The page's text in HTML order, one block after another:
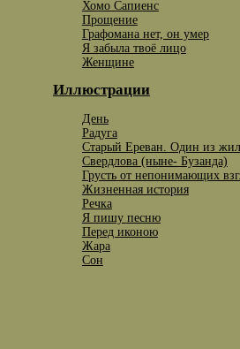
Хомо Сапиенс
Прощение
Графомана нет, он умер
Я забыла твоё лицо
Женщине
Иллюстрации
День
Радуга
Старый Ереван. Один из
Свердлова (ныне- Бузанда)
Грусть от непонимающих
Жизненная история
Речка
Я пишу песню
Перед иконою
Жара
Сон